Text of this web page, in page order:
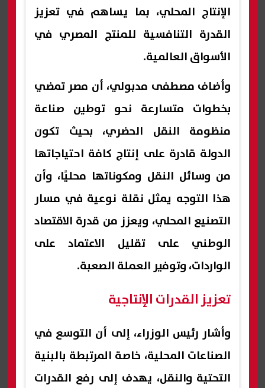
الإنتاج المحلي، بما يساهم في تعزيز
القدرة التنافسية للمنتج المصري في
الأسواق العالمية.
وأضاف مصطفى مدبولي، أن مصر تمضي
بخطوات متسارعة نحو توطين صناعة
منظومة النقل الحضري، بحيث تكون
الدولة قادرة على إنتاج كافة احتياجاتها
من وسائل النقل ومكوناتها محليًا، وأن
هذا التوجه يمثل نقلة نوعية في مسار
التصنيع المحلي، ويعزز من قدرة الاقتصاد
الوطني على تقليل الاعتماد على
الواردات، وتوفير العملة الصعبة.
تعزيز القدرات الإنتاجية
وأشار رئيس الوزراء، إلى أن التوسع في
الصناعات المحلية، خاصة المرتبطة بالبنية
التحتية والنقل، يهدف إلى رفع القدرات